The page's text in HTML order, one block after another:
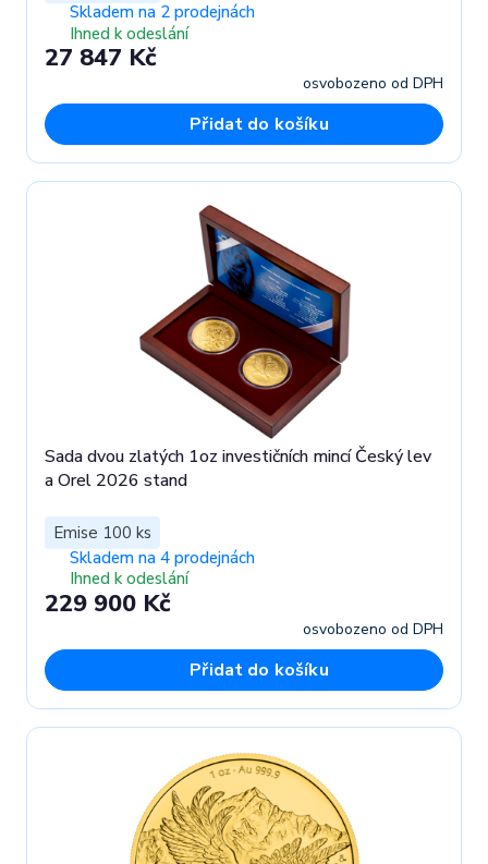
Skladem na 2 prodejnách
Ihned k odeslání
27 847 Kč
osvobozeno od DPH
Přidat do košíku
Sada dvou zlatých 1oz investičních mincí Český lev
a Orel 2026 stand
Emise 100 ks
Skladem na 4 prodejnách
Ihned k odeslání
229 900 Kč
osvobozeno od DPH
Přidat do košíku